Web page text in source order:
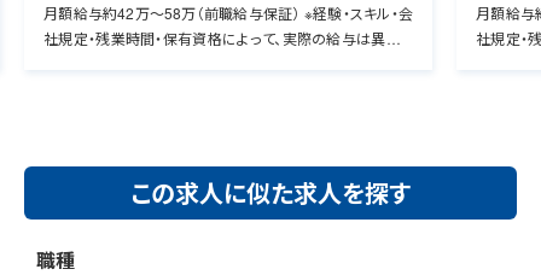
建築施工管理技士の資格必須となります。
月額給与約42万～58万（前職給与保証） ※経験・スキル・会
社規定・残業時間・保有資格によって、実際の給与は異なり
0％の方が給与アップを実現しています。
きます
月額給与
社規定・
0％の方が
この求人に似た求人を探す
職種